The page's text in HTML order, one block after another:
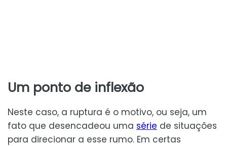
Um ponto de inflexão
Neste caso, a ruptura é o motivo, ou seja, um
fato que desencadeou uma série de situações
para direcionar a esse rumo. Em certas